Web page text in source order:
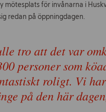
mötesplats för invånarna i
redan på öppningdagen.
tro att det var
personer som
roligt. Vi har
på den här